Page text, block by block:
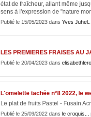
état de fraîcheur, allant même
sens à l'expression de "nature
Publié le 15/05/2023 dans Yves Juhel...
LES PREMIERES FRAISES AU
Publié le 20/04/2023 dans
L'omelette tachée n°8 2022, le
Le plat de fruits Pastel -
Publié le 25/09/2022 dans le croquis...